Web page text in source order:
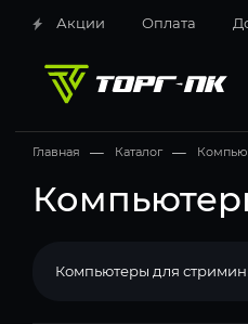
Акции Оплата
Главная — Каталог —
Компьютеры для